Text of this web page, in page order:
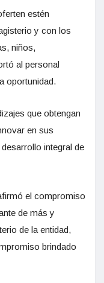
estén
y con los
niños,
al personal
oportunidad.
que obtengan
en sus
integral de
el compromiso
de más y
de la entidad,
brindado